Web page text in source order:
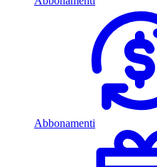
Abbonamenti